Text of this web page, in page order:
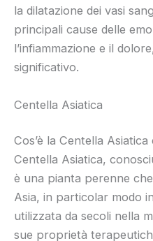
la dilatazione dei vasi
principali cause delle
l’infiammazione e il
significativo.
Centella Asiatica
Cos’è la Centella
Centella Asiatica,
è una pianta perenne
Asia, in particolar modo
utilizzata da secoli nella
sue proprietà